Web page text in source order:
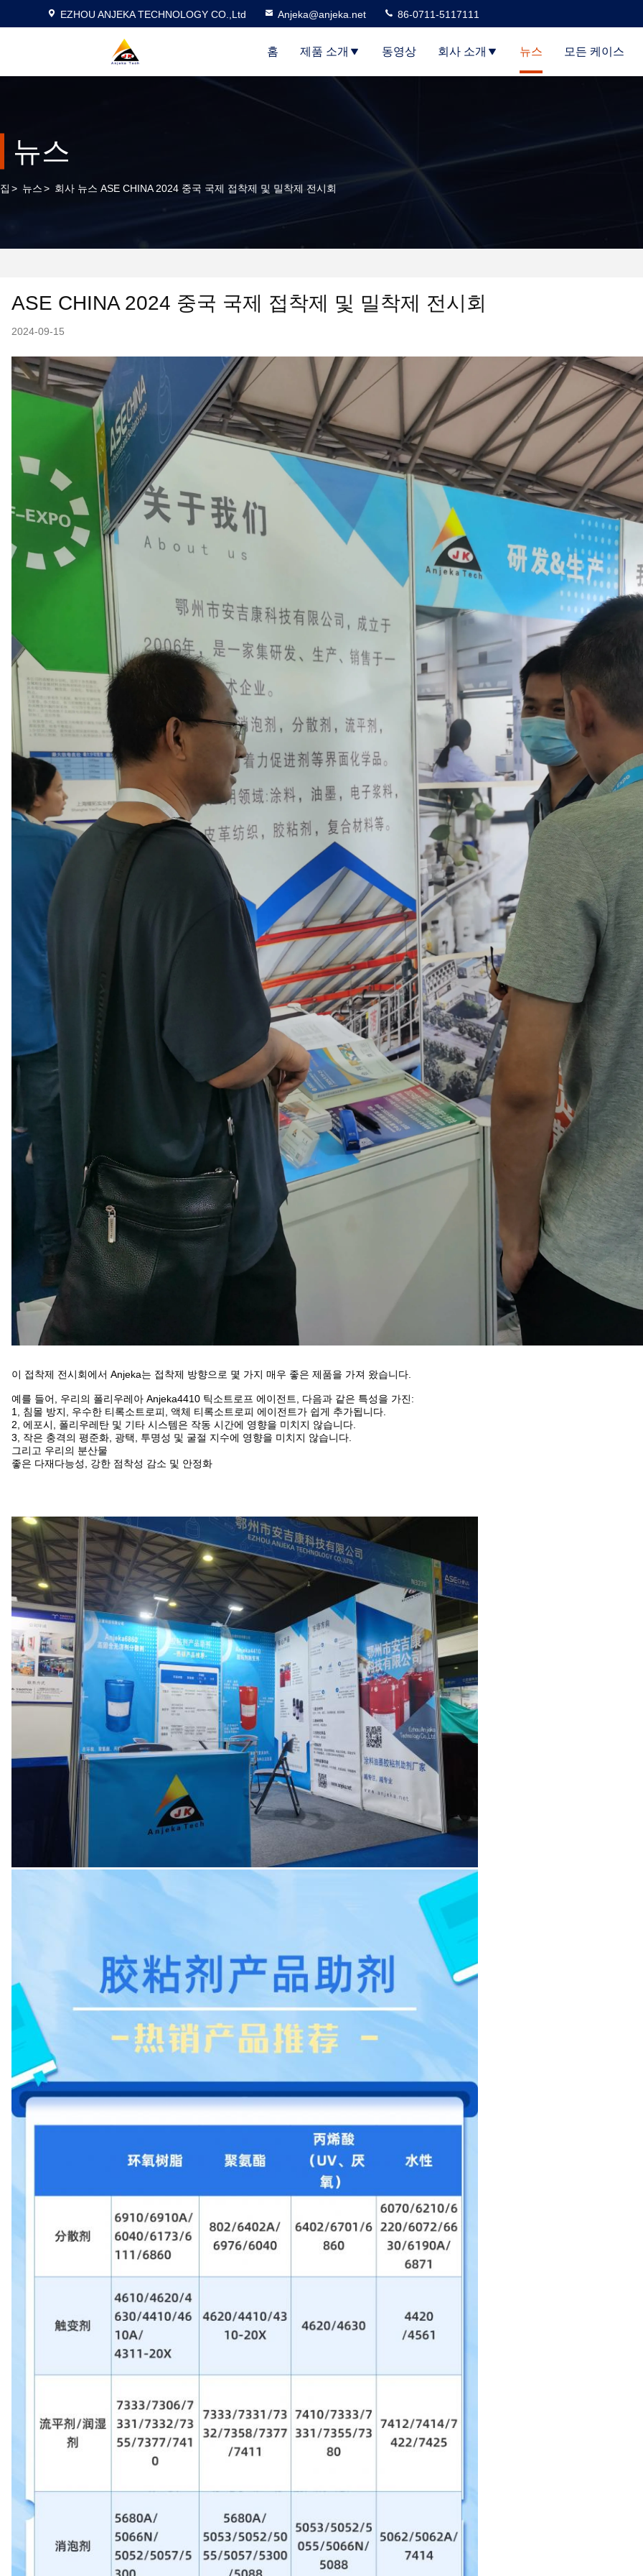
EZHOU ANJEKA TECHNOLOGY CO.,Ltd Anjeka@anjeka.net 86-0711-5117111
홈 제품 소개 동영상 회사 소개 뉴스 모든 케이스
뉴스
집 > 뉴스> 회사 뉴스 ASE CHINA 2024 중국 국제 접착제 및 밀착제 전시회
ASE CHINA 2024 중국 국제 접착제 및 밀착제 전시회
2024-09-15
이 접착제 전시회에서 Anjeka는 접착제 방향으로 몇 가지 매우 좋은 제품을 가져 왔습니다.
예를 들어, 우리의 폴리우레아 Anjeka4410 틱소트로프 에이전트, 다음과 같은 특성을 가진:
1, 침몰 방지, 우수한 티록소트로피, 액체 티록소트로피 에이전트가 쉽게 추가됩니다.
2, 에포시, 폴리우레탄 및 기타 시스템은 작동 시간에 영향을 미치지 않습니다.
3, 작은 충격의 평준화, 광택, 투명성 및 굴절 지수에 영향을 미치지 않습니다.
그리고 우리의 분산물
좋은 다재다능성, 강한 점착성 감소 및 안정화